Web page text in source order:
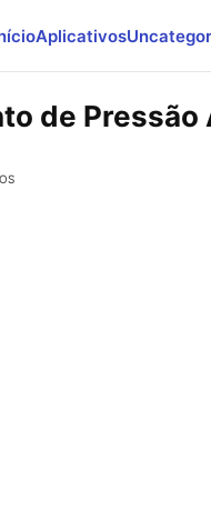
Aplicativos
de Pressão